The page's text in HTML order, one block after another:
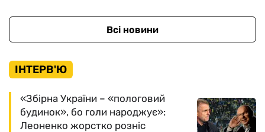
Всі новини
ІНТЕРВ'Ю
«Збірна України – «пологовий
будинок», бо голи народжує»:
Леоненко жорстко розніс